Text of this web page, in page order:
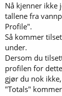
Nå kjenner ikke
tallene fra
Profile".
Så kommer
under.
Dersom du
profilen for
gjør du nok
"Totals"